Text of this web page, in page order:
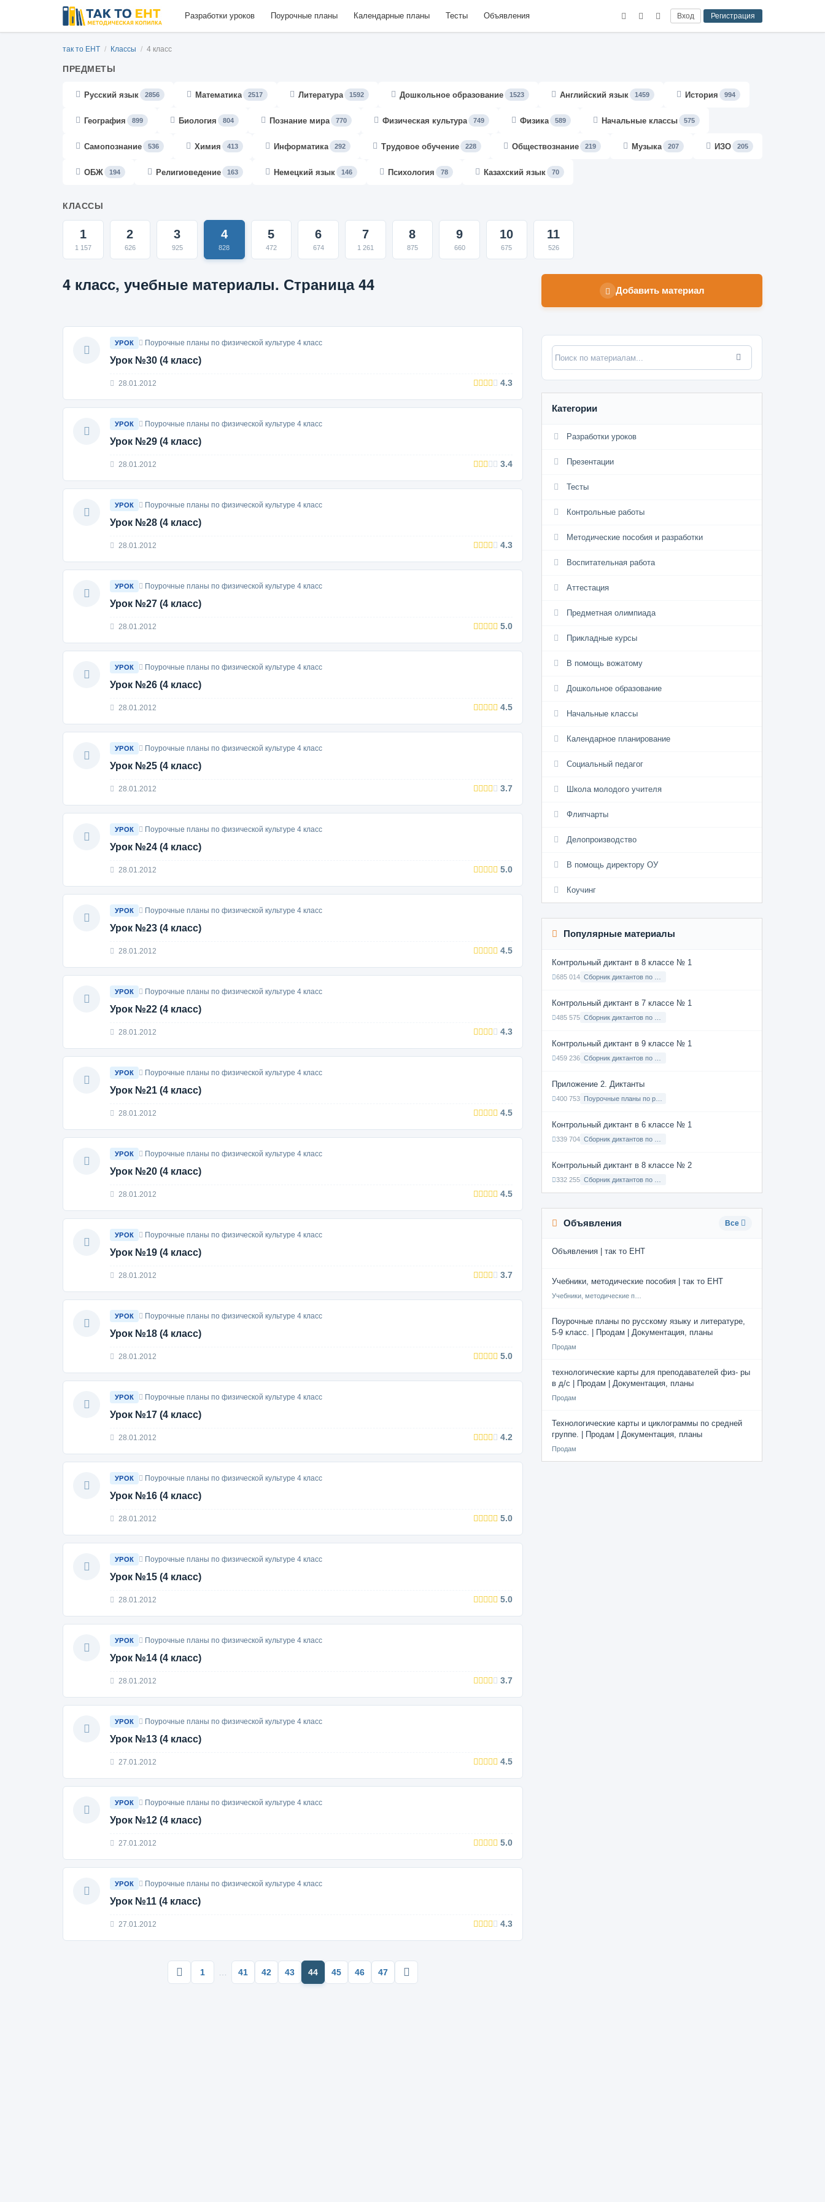
Разработки уроков Поурочные планы Календарные планы Тесты Объявления Вход Регистрация
так то ЕНТ / Классы / 4 класс
ПРЕДМЕТЫ
Русский язык 2856 Математика 2517 Литература 1592 Дошкольное образование 1523 Английский язык 1459 История 994
География 899 Биология 804 Познание мира 770 Физическая культура 749 Физика 589 Начальные классы 575
Самопознание 536 Химия 413 Информатика 292 Трудовое обучение 228 Обществознание 219 Музыка 207 ИЗО 205
ОБЖ 194 Религиоведение 163 Немецкий язык 146 Психология 78 Казахский язык 70
КЛАССЫ
1
1 157
2
626
3
925
4
828
5
472
6
674
7
1 261
8
875
9
660
10
675
11
526
4 класс, учебные материалы. Страница 44
УРОК Поурочные планы по физической культуре 4 класс
Урок №30 (4 класс)
28.01.2012 4.3
УРОК Поурочные планы по физической культуре 4 класс
Урок №29 (4 класс)
28.01.2012 3.4
УРОК Поурочные планы по физической культуре 4 класс
Урок №28 (4 класс)
28.01.2012 4.3
УРОК Поурочные планы по физической культуре 4 класс
Урок №27 (4 класс)
28.01.2012 5.0
УРОК Поурочные планы по физической культуре 4 класс
Урок №26 (4 класс)
28.01.2012 4.5
УРОК Поурочные планы по физической культуре 4 класс
Урок №25 (4 класс)
28.01.2012 3.7
УРОК Поурочные планы по физической культуре 4 класс
Урок №24 (4 класс)
28.01.2012 5.0
УРОК Поурочные планы по физической культуре 4 класс
Урок №23 (4 класс)
28.01.2012 4.5
УРОК Поурочные планы по физической культуре 4 класс
Урок №22 (4 класс)
28.01.2012 4.3
УРОК Поурочные планы по физической культуре 4 класс
Урок №21 (4 класс)
28.01.2012 4.5
УРОК Поурочные планы по физической культуре 4 класс
Урок №20 (4 класс)
28.01.2012 4.5
УРОК Поурочные планы по физической культуре 4 класс
Урок №19 (4 класс)
28.01.2012 3.7
УРОК Поурочные планы по физической культуре 4 класс
Урок №18 (4 класс)
28.01.2012 5.0
УРОК Поурочные планы по физической культуре 4 класс
Урок №17 (4 класс)
28.01.2012 4.2
УРОК Поурочные планы по физической культуре 4 класс
Урок №16 (4 класс)
28.01.2012 5.0
УРОК Поурочные планы по физической культуре 4 класс
Урок №15 (4 класс)
28.01.2012 5.0
УРОК Поурочные планы по физической культуре 4 класс
Урок №14 (4 класс)
28.01.2012 3.7
УРОК Поурочные планы по физической культуре 4 класс
Урок №13 (4 класс)
27.01.2012 4.5
УРОК Поурочные планы по физической культуре 4 класс
Урок №12 (4 класс)
27.01.2012 5.0
УРОК Поурочные планы по физической культуре 4 класс
Урок №11 (4 класс)
27.01.2012 4.3
1 41 42 43 44 45 46 47
Добавить материал
Категории
Разработки уроков
Презентации
Тесты
Контрольные работы
Методические пособия и разработки
Воспитательная работа
Аттестация
Предметная олимпиада
Прикладные курсы
В помощь вожатому
Дошкольное образование
Начальные классы
Календарное планирование
Социальный педагог
Школа молодого учителя
Флипчарты
Делопроизводство
В помощь директору ОУ
Коучинг
Популярные материалы
Контрольный диктант в 8 классе № 1
685 014
Контрольный диктант в 7 классе № 1
485 575
Контрольный диктант в 9 классе № 1
459 236
Приложение 2. Диктанты
400 753
Контрольный диктант в 6 классе № 1
339 704
Контрольный диктант в 8 классе № 2
332 255
Объявления Все
Объявления | так то ЕНТ
Учебники, методические пособия | так то ЕНТ
Поурочные планы по русскому языку и литературе,
5-9 класс. | Продам | Документация, планы
Продам
технологические карты для преподавателей физ- ры
в д/с | Продам | Документация, планы
Продам
Технологические карты и циклограммы по средней
группе. | Продам | Документация, планы
Продам